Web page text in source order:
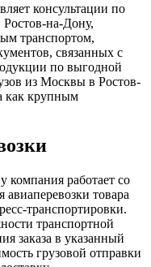
консультации по
Ростов-на-Дону,
транспортом,
связанных с
по выгодной
из Москвы в Ростов-
как крупным
работает со
товара
транспортировки.
транспортной
заказа в указанный
грузовой отправки